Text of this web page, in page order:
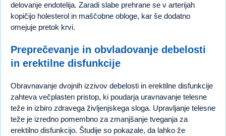
delovanje endotelija. Zaradi slabe prehrane se v arterijah
kopičijo holesterol in maščobne obloge, kar še dodatno
omejuje pretok krvi.
Preprečevanje in obvladovanje debelosti
in erektilne disfunkcije
Obravnavanje dvojnih izzivov debelosti in erektilne disfunkcije
zahteva večplasten pristop, ki poudarja uravnavanje telesne
teže in izbiro zdravega življenjskega sloga. Upravljanje telesne
teže je izredno pomembno za zmanjšanje tveganja za
erektilno disfunkcijo. Študije so pokazale, da lahko že